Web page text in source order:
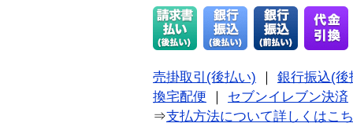
売掛取引(後払い)
銀行振込(後
換宅配便
セブンイレブン決済
⇒支払方法について詳しくはこ